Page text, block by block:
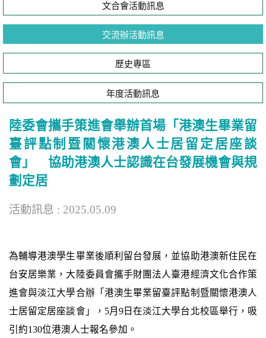
文合會活動訊息
交流辦活動訊息
歷史專區
年度活動訊息
陸委會攜手策進會舉辦首場「港澳生畢業留
臺評點制暨關懷港澳人士居留定居座談
會」 協助港澳人士認識在台發展機會與規
劃定居
活動訊息 : 2025.05.09
為輔導港澳學生畢業後順利留台發展，並協助港澳新住民在
台安居樂業，大陸委員會攜手財團法人臺港經濟文化合作策
進會與淡江大學合辦「港澳生畢業留臺評點制暨關懷港澳人
士居留定居座談會」，5月9日在淡江大學台北校區舉行，吸
引約130位港澳人士報名參加。